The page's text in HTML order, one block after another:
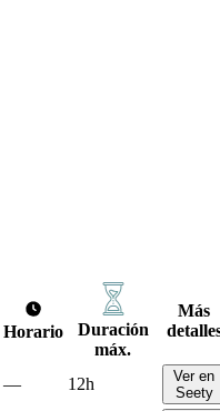
Horario
Duración
máx.
Más
— 12h
Ver en
Seety